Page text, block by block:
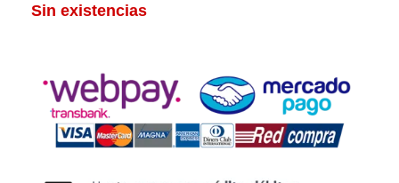
Sin existencias